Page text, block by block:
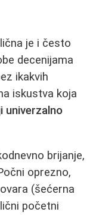
je i često
decenijama
ikakvih
iskustva koja
univerzalno
brijanje,
oprezno,
(šećerna
početni